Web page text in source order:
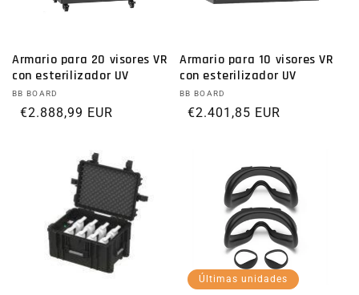
Armario para 20 visores VR
con esterilizador UV
Proveedor:
BB BOARD
Precio habitual
€2.888,99 EUR
Armario para 10 visores VR
con esterilizador UV
Proveedor:
BB BOARD
Precio habitual
€2.401,85 EUR
Últimas unidades